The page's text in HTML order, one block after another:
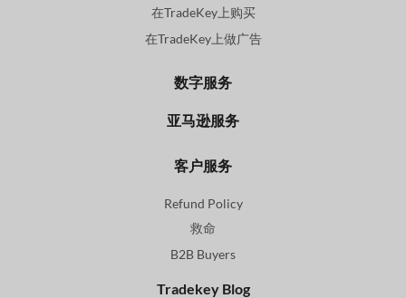
在TradeKey上购买
在TradeKey上做广告
数字服务
亚马逊服务
客户服务
Refund Policy
救命
B2B Buyers
Tradekey Blog